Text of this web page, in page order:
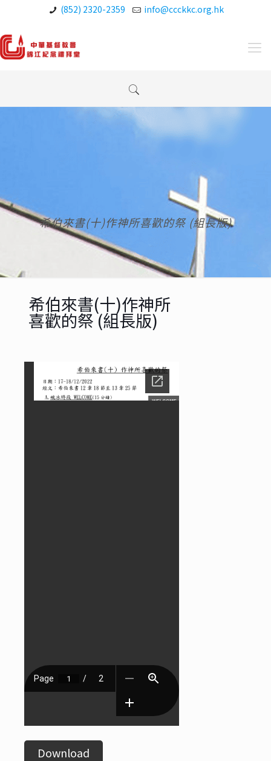
(852) 2320-2359 info@ccckkc.org.hk
希伯來書(十)作神所喜歡的祭 (組長版)
希伯來書(十)作神所
喜歡的祭 (組長版)
Download